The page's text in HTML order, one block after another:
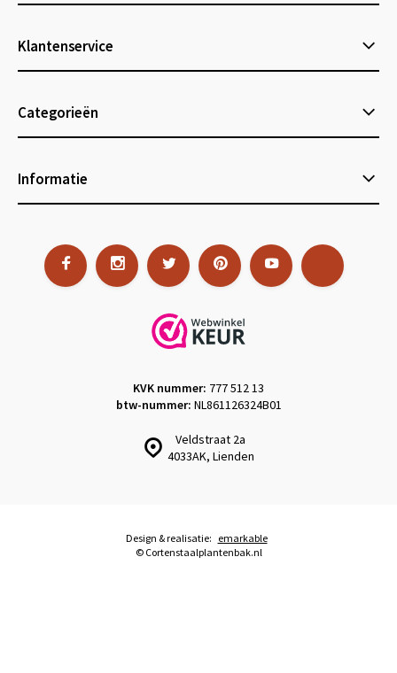
Klantenservice
Categorieën
Informatie
Veldstraat 2a
4033AK, Lienden
KVK nummer: 777 512 13
btw-nummer: NL861126324B01
© Cortenstaalplantenbak.nl
Design & realisatie: emarkable